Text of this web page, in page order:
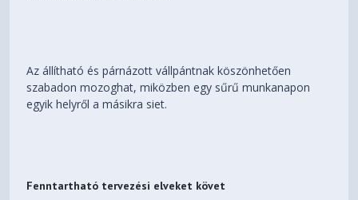
Az állítható és párnázott vállpántnak köszönhetően
szabadon mozoghat, miközben egy sűrű munkanapon
egyik helyről a másikra siet.
Fenntartható tervezési elveket követ